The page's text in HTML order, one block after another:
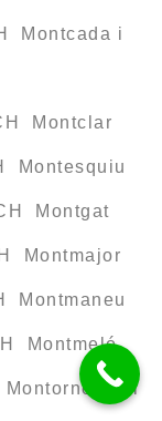
Montcada i
Montclar
Montesquiu
Montgat
Montmajor
Montmaneu
Montmeló
del